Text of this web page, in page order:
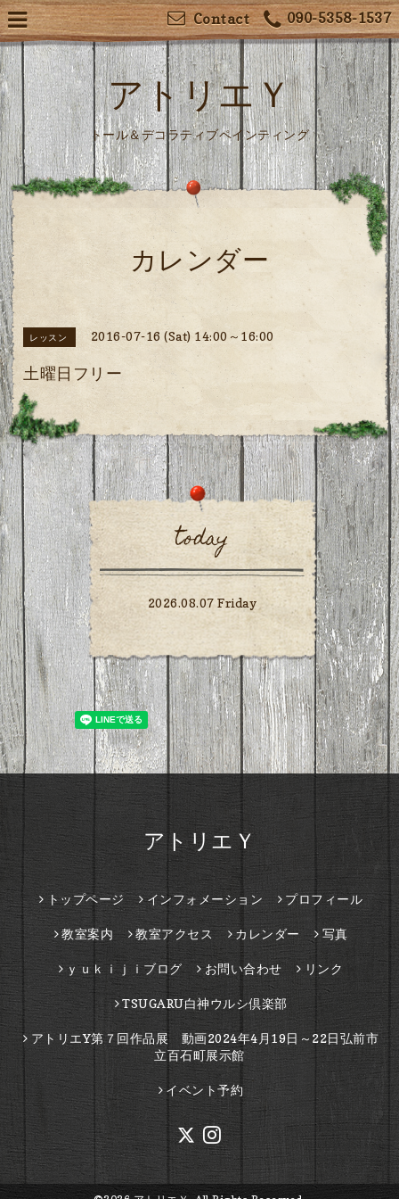
090-5358-1537
Contact
アトリエＹ
トール＆デコラティブペインティング
カレンダー
レッスン 2016-07-16 (Sat) 14:00～16:00
土曜日フリー
today
2026.08.07 Friday
アトリエＹ
トップページ インフォメーション プロフィール
教室案内 教室アクセス カレンダー 写真
ｙｕｋｉｊｉブログ お問い合わせ リンク
TSUGARU白神ウルシ倶楽部
アトリエY第７回作品展 動画2024年4月19日～22日弘前市
立百石町展示館
イベント予約